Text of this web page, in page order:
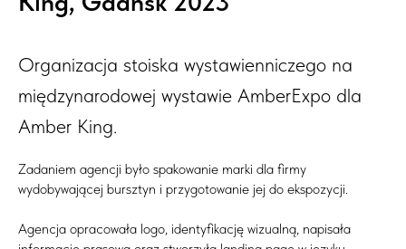
Organizacja stoiska wystawienniczego na
międzynarodowej wystawie AmberExpo dla
Amber King.
Zadaniem agencji było spakowanie marki dla firmy
wydobywającej bursztyn i przygotowanie jej do ekspozycji.
Agencja opracowała logo, identyfikację wizualną, napisała